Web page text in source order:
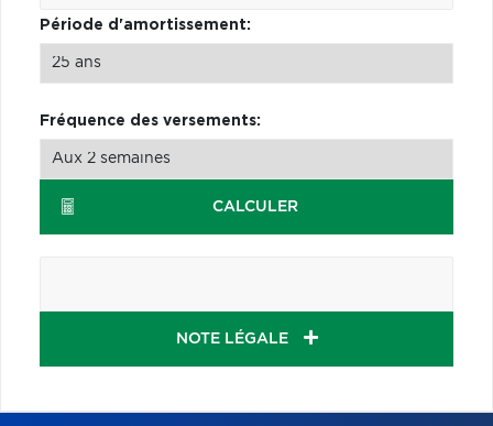
Période d'amortissement:
Fréquence des versements:
CALCULER
NOTE LÉGALE